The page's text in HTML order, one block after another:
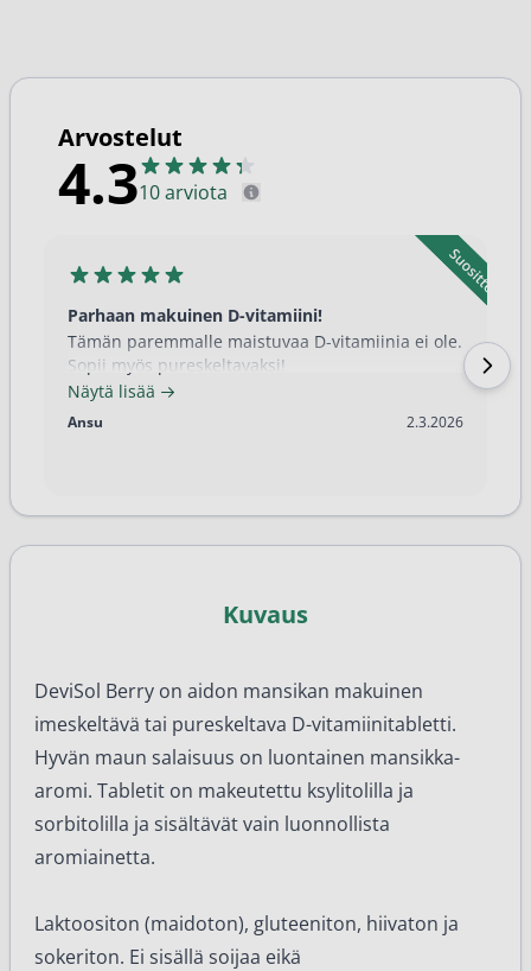
Arvostelut
4.310 arviota
Parhaan makuinen D-vitamiini!
Tämän paremmalle maistuvaa D-vitamiinia ei ole.
Sopii myös pureskeltavaksi!
Näytä lisää
Ansu 2.3.2026
2.3.2026
Kuvaus
DeviSol Berry on aidon mansikan makuinen
imeskeltävä tai pureskeltava D-vitamiinitabletti.
Hyvän maun salaisuus on luontainen mansikka-
aromi. Tabletit on makeutettu ksylitolilla ja
sorbitolilla ja sisältävät vain luonnollista
aromiainetta.
Laktoositon (maidoton), gluteeniton, hiivaton ja
sokeriton. Ei sisällä soijaa eikä